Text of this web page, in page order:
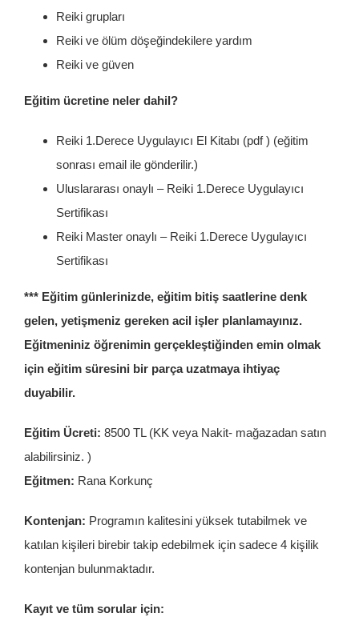
Reiki grupları
Reiki ve ölüm döşeğindekilere yardım
Reiki ve güven
Eğitim ücretine neler dahil?
Reiki 1.Derece Uygulayıcı El Kitabı (pdf ) (eğitim
sonrası email ile gönderilir.)
Uluslararası onaylı – Reiki 1.Derece Uygulayıcı
Sertifikası
Reiki Master onaylı – Reiki 1.Derece Uygulayıcı
Sertifikası
*** Eğitim günlerinizde, eğitim bitiş saatlerine denk
gelen, yetişmeniz gereken acil işler planlamayınız.
Eğitmeniniz öğrenimin gerçekleştiğinden emin olmak
için eğitim süresini bir parça uzatmaya ihtiyaç
duyabilir.
Eğitim Ücreti: 8500 TL (KK veya Nakit- mağazadan satın
alabilirsiniz. )
Eğitmen: Rana Korkunç
Kontenjan: Programın kalitesini yüksek tutabilmek ve
katılan kişileri birebir takip edebilmek için sadece 4 kişilik
kontenjan bulunmaktadır.
Kayıt ve tüm sorular için: